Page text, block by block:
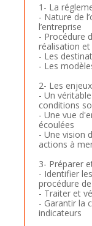
1- La
- Nature de
l’entreprise
- Procédure
réalisation
- Les
- Les
2- Les
- Un
conditions
- Une vue
écoulées
- Une vision
actions à
3- Préparer
- Identifier
procédure
- Traiter et
- Garantir la
indicateurs